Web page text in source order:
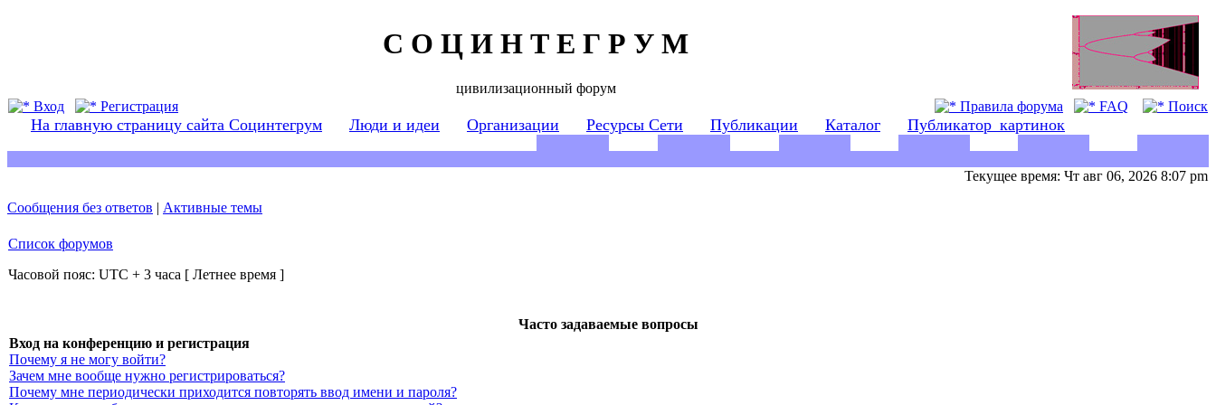
С О Ц И Н Т Е Г Р У М
цивилизационный форум
Вход
Регистрация Правила форума FAQ Поиск
На главную страницу сайта Социнтегрум Люди и идеи Организации Ресурсы Сети Публикации Каталог Публикатор_картинок
Текущее время: Чт авг 06, 2026 8:07 pm
Сообщения без ответов | Активные темы
Список форумов
Часовой пояс: UTC + 3 часа [ Летнее время ]
Часто задаваемые вопросы
Вход на конференцию и регистрация
Почему я не могу войти?
Зачем мне вообще нужно регистрироваться?
Почему мне периодически приходится повторять ввод имени и пароля?